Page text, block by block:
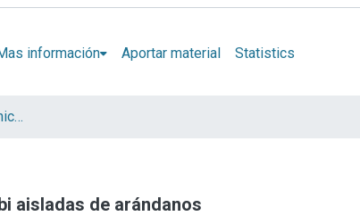
información Aportar material Statistics
Artículos, Informes Técnicos y presentaciones en Congresos
aisladas de arándanos